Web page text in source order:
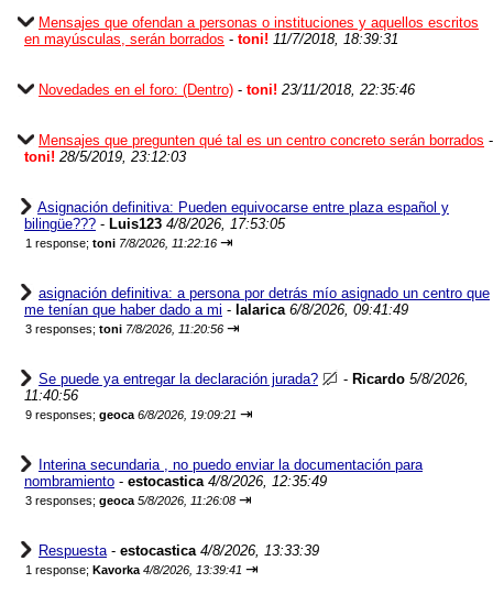
Mensajes que ofendan a personas o instituciones y aquellos escritos
en mayúsculas, serán borrados - toni! 11/7/2018, 18:39:31
Novedades en el foro: (Dentro) - toni! 23/11/2018, 22:35:46
Mensajes que pregunten qué tal es un centro concreto serán borrados -
toni! 28/5/2019, 23:12:03
Asignación definitiva: Pueden equivocarse entre plaza español y
bilingüe??? - Luis123 4/8/2026, 17:53:05
1 response; toni 7/8/2026, 11:22:16 ⇥
asignación definitiva: a persona por detrás mío asignado un centro que
me tenían que haber dado a mi - lalarica 6/8/2026, 09:41:49
3 responses; toni 7/8/2026, 11:20:56 ⇥
Se puede ya entregar la declaración jurada? - Ricardo 5/8/2026,
11:40:56
9 responses; geoca 6/8/2026, 19:09:21 ⇥
Interina secundaria , no puedo enviar la documentación para
nombramiento - estocastica 4/8/2026, 12:35:49
3 responses; geoca 5/8/2026, 11:26:08 ⇥
Respuesta- estocastica 4/8/2026, 13:33:39
1 response; Kavorka 4/8/2026, 13:39:41 ⇥